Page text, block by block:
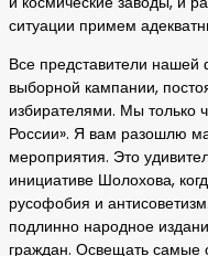
ситуации примем
Все представители нашей
выборной кампании,
избирателями. Мы только
России». Я вам разошлю
мероприятия. Это
инициативе Шолохова,
русофобия и
подлинно народное
граждан. Освещать самые